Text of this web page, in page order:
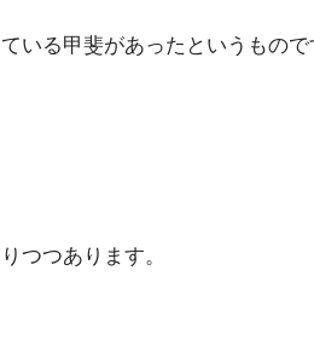
いる甲斐があったというもので
つつあります。